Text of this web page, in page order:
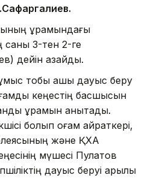
құрамындағы
саны 3-тен 2-ге
дейін азайды.
тобы ашық дауыс беру
кеңестің басшысын
құрамын анықтады.
болып қоғам қайраткері,
және ҚХА
мүшесі Пулатов
дауыс беруі арқылы